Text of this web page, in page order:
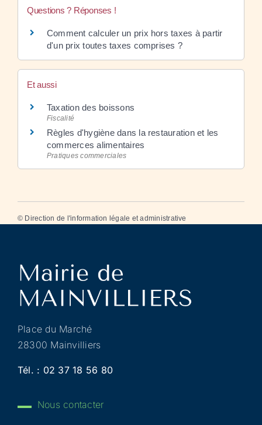
Questions ? Réponses !
Comment calculer un prix hors taxes à partir
d'un prix toutes taxes comprises ?
Et aussi
Taxation des boissons
Fiscalité
Règles d'hygiène dans la restauration et les
commerces alimentaires
Pratiques commerciales
© Direction de l'information légale et administrative
Place du Marché
28300 Mainvilliers
Tél. : 02 37 18 56 80
Nous contacter